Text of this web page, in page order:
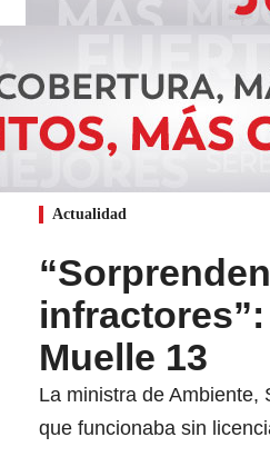
Actualidad
Muelle 13
La ministra de Ambiente,
que funcionaba sin